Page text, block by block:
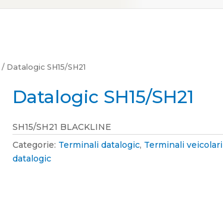
/ Datalogic SH15/SH21
Datalogic SH15/SH21
SH15/SH21 BLACKLINE
Categorie: Terminali datalogic, Terminali veicolari
datalogic